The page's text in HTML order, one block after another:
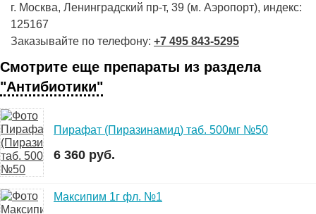
г. Москва, Ленинградский пр-т, 39 (м. Аэропорт), индекс:
125167
Заказывайте по телефону: +7 495 843-5295
Смотрите еще препараты из раздела
"Антибиотики"
Пирафат (Пиразинамид) таб. 500мг №50
6 360 руб.
Максипим 1г фл. №1